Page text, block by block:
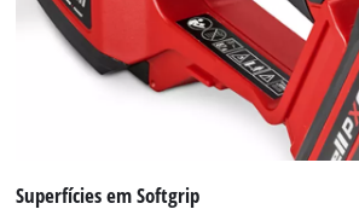
Superfícies em Softgrip